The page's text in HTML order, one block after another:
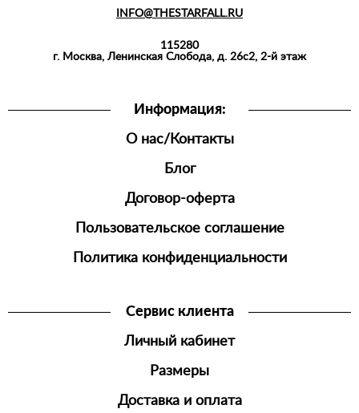
СПОРТИВНАЯ
ОДЕЖДА
Информация:
О нас/Контакты
Блог
Договор-оферта
Пользовательское соглашение
Политика конфиденциальности
Сервис клиента
Личный кабинет
Размеры
Доставка и оплата
INFO@THESTARFALL.RU
115280
г. Москва, Ленинская Слобода, д. 26с2, 2-й этаж